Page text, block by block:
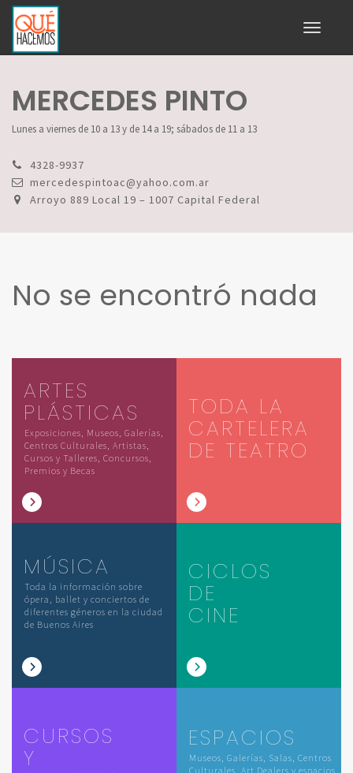
Toggle
MERCEDES PINTO
Lunes a viernes de 10 a 13 y de 14 a 19; sábados de 11 a 13
4328-9937
mercedespintoac@yahoo.com.ar
Arroyo 889 Local 19 – 1007 Capital Federal
No se encontró nada
ARTES
PLÁSTICAS
Exposiciones, Museos, Galerías,
Centros Culturales, Artistas,
Cursos y Talleres, Concursos,
Premios y Becas
TODA LA
CARTELERA
DE TEATRO
MÚSICA
Toda la información sobre
ópera, ballet y conciertos de
diferentes géneros en la ciudad
de Buenos Aires
CICLOS
DE
CINE
CURSOS
Y
ESPACIOS
Museos, Galerías, Salas, Centros
Culturales, Art Dealers y espacios